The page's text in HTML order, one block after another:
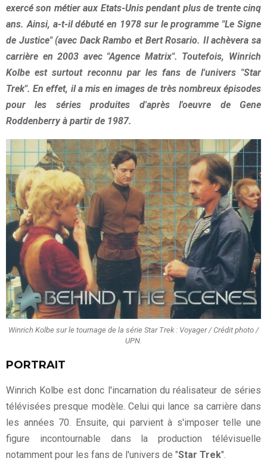
exercé son métier aux Etats-Unis pendant plus de trente cinq
ans. Ainsi, a-t-il débuté en 1978 sur le programme "Le Signe
de Justice" (avec Dack Rambo et Bert Rosario. Il achèvera sa
carrière en 2003 avec "Agence Matrix". Toutefois, Winrich
Kolbe est surtout reconnu par les fans de l'univers "Star
Trek". En effet, il a mis en images de très nombreux épisodes
pour les séries produites d'après l'oeuvre de Gene
Roddenberry à partir de 1987.
Winrich Kolbe sur le tournage de la série Star Trek : Voyager / Crédit photo /
UPN.
PORTRAIT
Winrich Kolbe est donc l'incarnation du réalisateur de séries
télévisées presque modèle. Celui qui lance sa carrière dans
les années 70. Ensuite, qui parvient à s'imposer telle une
figure incontournable dans la production télévisuelle
notamment pour les fans de l'univers de "Star Trek".